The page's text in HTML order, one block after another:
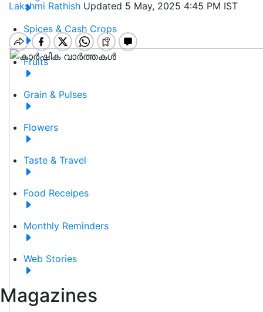
Spices & Cash Crops
Fruits
Grain & Pulses
Flowers
Taste & Travel
Food Receipes
Monthly Reminders
Web Stories
Magazines
Lakshmi Rathish Updated 5 May, 2025 4:45 PM IST